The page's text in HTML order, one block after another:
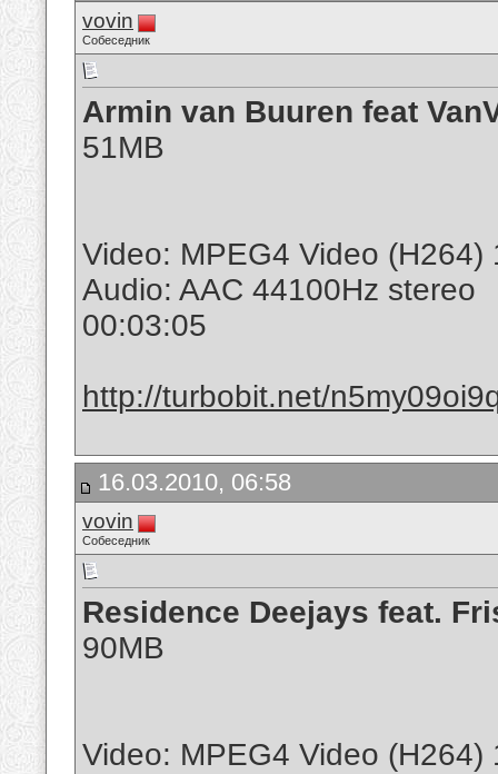
vovin
Собеседник
Armin van Buuren feat
51MB
Video: MPEG4 Video
Audio: AAC 44100Hz stereo
00:03:05
http://turbobit.net/
16.03.2010, 06:58
vovin
Собеседник
Residence Deejays feat.
90MB
Video: MPEG4 Video